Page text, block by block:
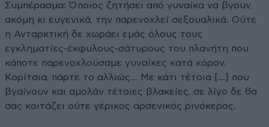
Συμπέρασμα: Όποιος ζητήσει από γυναίκα να βγουν,
ακόμη κι ευγενικά, την παρενοχλεί σεξουαλικά. Ούτε
η Ανταρκτική δε χωράει εμάς όλους τους
εγκληματίες-έκφυλους-σάτυρους του πλανήτη που
κάποτε παρενοχλούσαμε γυναίκες κατά κόρον.
Κορίτσια, πάρτε το αλλιώς... Με κάτι τέτοια [...] που
βγαίνουν και αμολάν τέτοιες βλακείες, σε λίγο δε θα
σας κοιτάζει ούτε γέρικος αρσενικός ρινόκερος.